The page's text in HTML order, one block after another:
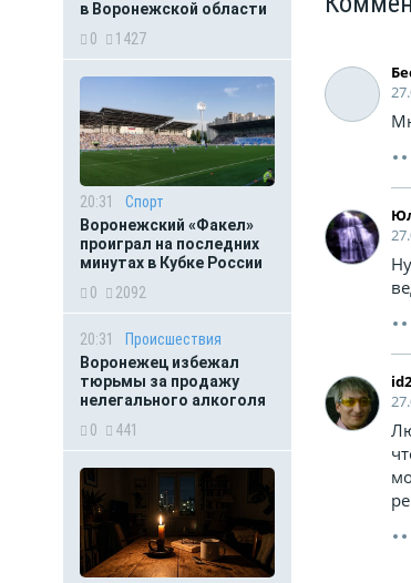
в Воронежской области
0
1427
20:31
Спорт
Воронежский «Факел»
проиграл на последних
минутах в Кубке России
0
2092
20:31
Происшествия
Воронежец избежал
тюрьмы за продажу
нелегального алкоголя
0
441